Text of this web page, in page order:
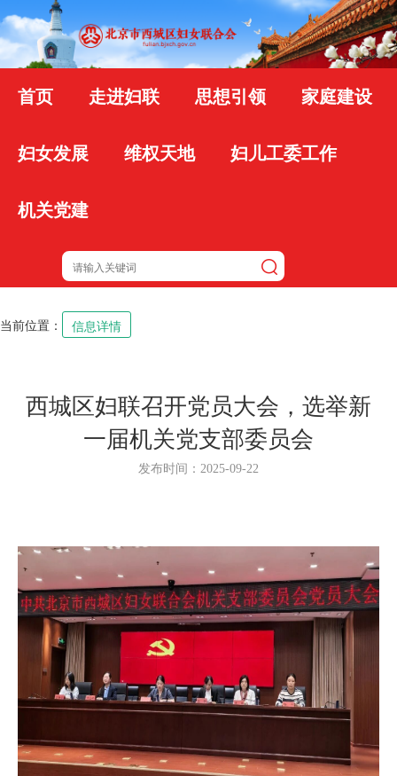
首页 走进妇联 思想引领 家庭建设
妇女发展 维权天地 妇儿工委工作
机关党建
当前位置： 信息详情
西城区妇联召开党员大会，选举新
一届机关党支部委员会
发布时间：2025-09-22